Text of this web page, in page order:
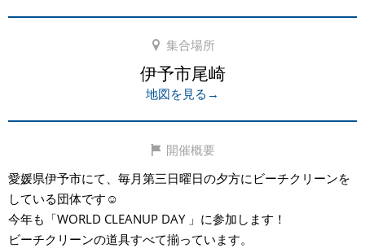
集合場所
伊予市尾崎
地図を見る→
開催概要
愛媛県伊予市にて、毎月第三日曜日の夕方にビーチクリーンを
している団体です☺️
今年も「WORLD CLEANUP DAY 」に参加します！
ビーチクリーンの道具すべて揃っています。